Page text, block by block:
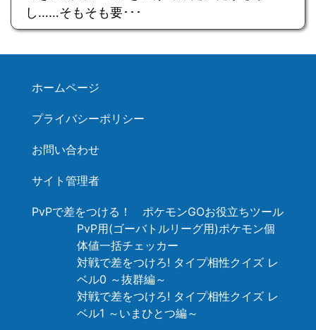
し……そもそも要･･･
ホームページ
プライバシーポリシー
お問い合わせ
サイト管理者
PvPで差をつける！ ポケモンGOお役立ちツール
PvP用(ゴーバトルリーグ用)ポケモン個
体値一括チェッカー
対戦で差をつけろ! タイプ相性クイズ レ
ベル0 ～抜群編～
対戦で差をつけろ! タイプ相性クイズ レ
ベル1 ～いまひとつ編～